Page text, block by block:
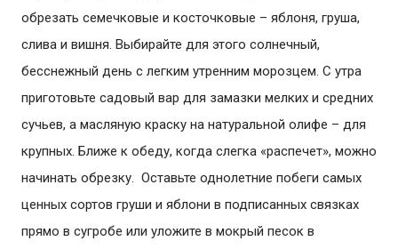
обрезать семечковые и косточковые – яблоня, груша,
слива и вишня. Выбирайте для этого солнечный,
бесснежный день с легким утренним морозцем. С утра
приготовьте садовый вар для замазки мелких и средних
сучьев, а масляную краску на натуральной олифе – для
крупных. Ближе к обеду, когда слегка «распечет», можно
начинать обрезку. Оставьте однолетние побеги самых
ценных сортов груши и яблони в подписанных связках
прямо в сугробе или уложите в мокрый песок в